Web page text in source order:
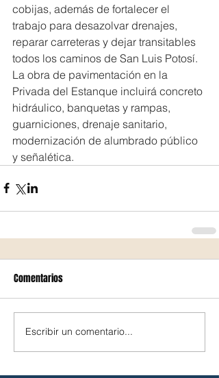
cobijas, además de fortalecer el
trabajo para desazolvar drenajes,
reparar carreteras y dejar transitables
todos los caminos de San Luis Potosí.
La obra de pavimentación en la
Privada del Estanque incluirá concreto
hidráulico, banquetas y rampas,
guarniciones, drenaje sanitario,
modernización de alumbrado público
y señalética.
Comentarios
Escribir un comentario...